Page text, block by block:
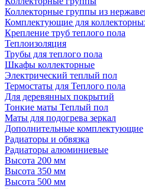
Коллекторные группы из
Комплектующие для
Крепление труб теплого пола
Теплоизоляция
Трубы для теплого пола
Шкафы коллекторные
Электрический теплый пол
Термостаты для Теплого пола
Для деревянных покрытий
Тонкие маты Теплый пол
Маты для подогрева зеркал
Дополнительные комплектующие
Радиаторы и обвязка
Радиаторы алюминиевые
Высота 200 мм
Высота 350 мм
Высота 500 мм